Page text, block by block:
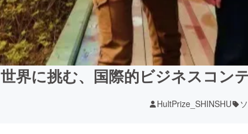
世界に挑む、国際的ビジネスコン
HultPrize_SHINSHU